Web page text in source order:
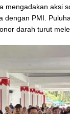
mengadakan aksi
dengan PMI.
darah turut